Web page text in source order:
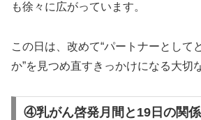
も徐々に広がっています。
この日は、改めて“パートナーとして
か”を見つめ直すきっかけになる大切
④乳がん啓発月間と19日の関係